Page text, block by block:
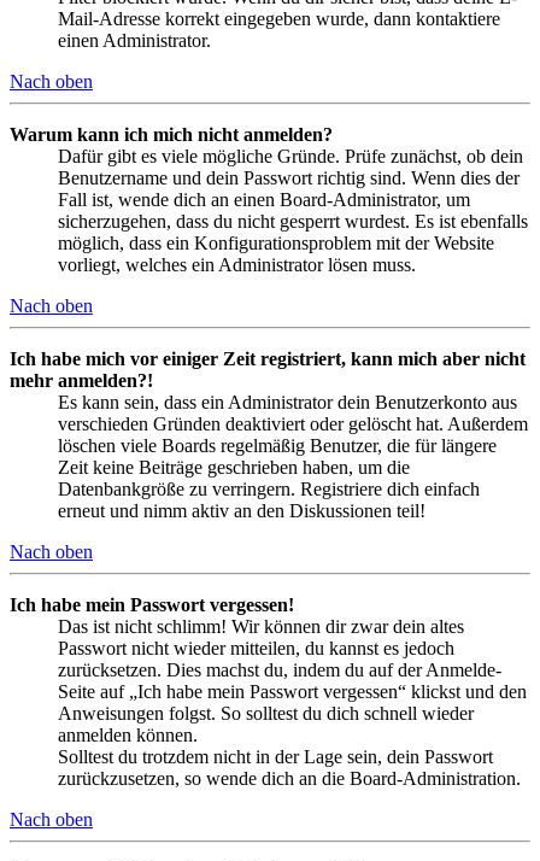
Mail-Adresse korrekt eingegeben wurde, dann kontaktiere
einen Administrator.
Nach oben
Warum kann ich mich nicht anmelden?
Dafür gibt es viele mögliche Gründe. Prüfe zunächst, ob dein
Benutzername und dein Passwort richtig sind. Wenn dies der
Fall ist, wende dich an einen Board-Administrator, um
sicherzugehen, dass du nicht gesperrt wurdest. Es ist ebenfalls
möglich, dass ein Konfigurationsproblem mit der Website
vorliegt, welches ein Administrator lösen muss.
Nach oben
Ich habe mich vor einiger Zeit registriert, kann mich aber nicht
mehr anmelden?!
Es kann sein, dass ein Administrator dein Benutzerkonto aus
verschieden Gründen deaktiviert oder gelöscht hat. Außerdem
löschen viele Boards regelmäßig Benutzer, die für längere
Zeit keine Beiträge geschrieben haben, um die
Datenbankgröße zu verringern. Registriere dich einfach
erneut und nimm aktiv an den Diskussionen teil!
Nach oben
Ich habe mein Passwort vergessen!
Das ist nicht schlimm! Wir können dir zwar dein altes
Passwort nicht wieder mitteilen, du kannst es jedoch
zurücksetzen. Dies machst du, indem du auf der Anmelde-
Seite auf „Ich habe mein Passwort vergessen“ klickst und den
Anweisungen folgst. So solltest du dich schnell wieder
anmelden können.
Solltest du trotzdem nicht in der Lage sein, dein Passwort
zurückzusetzen, so wende dich an die Board-Administration.
Nach oben